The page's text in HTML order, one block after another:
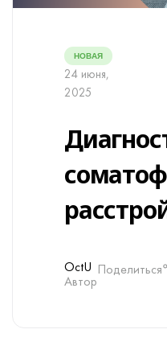
НОВАЯ
24 июня,
2025
OctU
Автор
Поделиться